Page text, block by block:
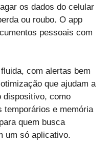
os dados do celular
ou roubo. O app
pessoais com
com alertas bem
que ajudam a
dispositivo, como
temporários e memória
quem busca
um só aplicativo.